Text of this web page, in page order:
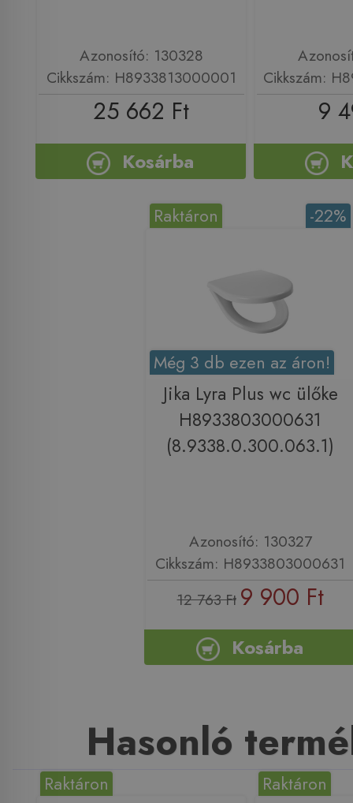
Azonosító: 130328
Cikkszám: H8933813000001
25 662 Ft
Kosárba
Cikkszám:
9
-22%
Raktáron
Még 3 db ezen az áron!
Jika Lyra Plus wc ülőke
H8933803000631
(8.9338.0.300.063.1)
Azonosító: 130327
Cikkszám: H8933803000631
12 763 Ft 9 900 Ft
Kosárba
Hasonló
Raktáron Raktáron